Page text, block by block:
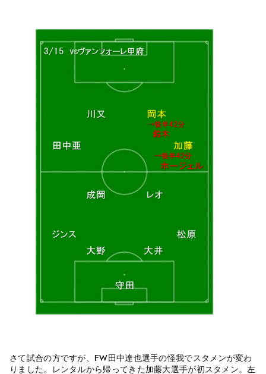
さて試合の方ですが、FW田中達也選手の怪我でスタメンが変わ
りました。レンタルから帰ってきた加藤大選手が初スタメン。左